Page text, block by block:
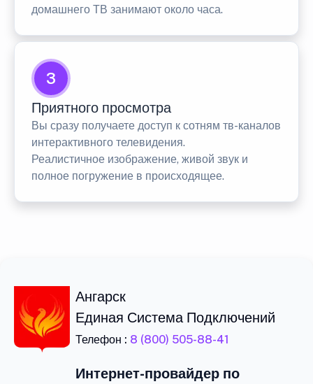
домашнего ТВ занимают около часа.
3
Приятного просмотра
Вы сразу получаете доступ к сотням тв-каналов
интерактивного телевидения.
Реалистичное изображение, живой звук и
полное погружение в происходящее.
Ангарск
Единая Система Подключений
Телефон : 8 (800) 505-88-41
Интернет-провайдер по